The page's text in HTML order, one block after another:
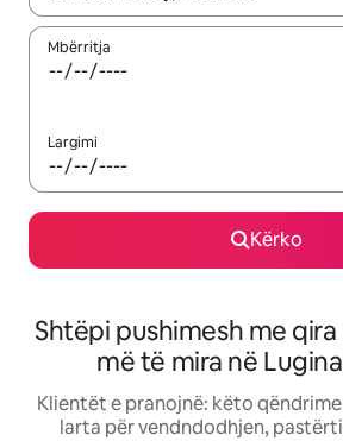
Mbërritja
Largimi
Kërko
Shtëpi pushimesh me
më të mira në
Klientët e pranojnë: këto
larta për vendndodhjen,